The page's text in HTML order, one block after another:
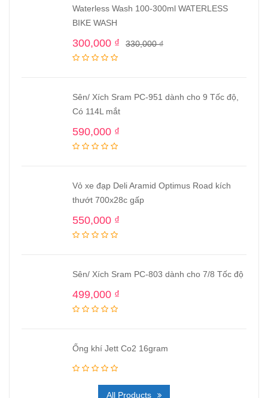
Waterless Wash 100-300ml WATERLESS
BIKE WASH
330,000₫
300,000 ₫
Sên/ Xích Sram PC-951 dành cho 9 Tốc độ,
Có 114L mắt
590,000 ₫
Vỏ xe đạp Deli Aramid Optimus Road kích
thướt 700x28c gấp
550,000 ₫
Sên/ Xích Sram PC-803 dành cho 7/8 Tốc độ
499,000 ₫
Ống khí Jett Co2 16gram
All Products